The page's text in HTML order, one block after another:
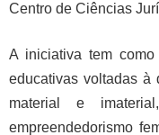
Centro de Ciências
A iniciativa tem
educativas voltadas à
material e
empreendedorismo